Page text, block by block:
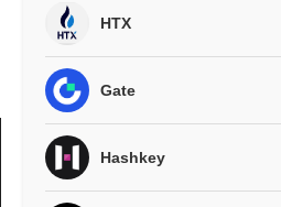
HTX
Gate
Hashkey